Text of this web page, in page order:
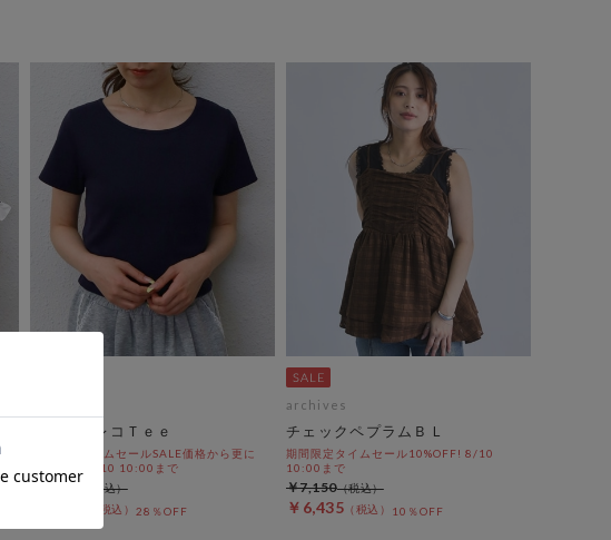
ネームテレコＴｅｅ
期間限定タイムセールSALE価格から更に
10%OFF! 8/10 10:00まで
28％OFF
￥3,300
archives
チェックペプラムＢＬ
期間限定タイムセール10%OFF! 8/10
10:00まで
￥6,435 10％OFF
￥7,150